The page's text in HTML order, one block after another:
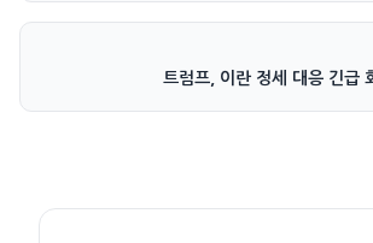
트럼프, 이란 정세 대응 긴급